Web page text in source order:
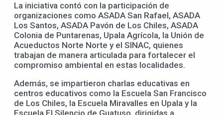
La iniciativa contó con la participación de
organizaciones como ASADA San Rafael, ASADA
Los Santos, ASADA Pavón de Los Chiles, ASADA
Colonia de Puntarenas, Upala Agrícola, la Unión de
Acueductos Norte Norte y el SINAC, quienes
trabajan de manera articulada para fortalecer el
compromiso ambiental en estas localidades.
Además, se impartieron charlas educativas en
centros educativos como la Escuela San Francisco
de Los Chiles, la Escuela Miravalles en Upala y la